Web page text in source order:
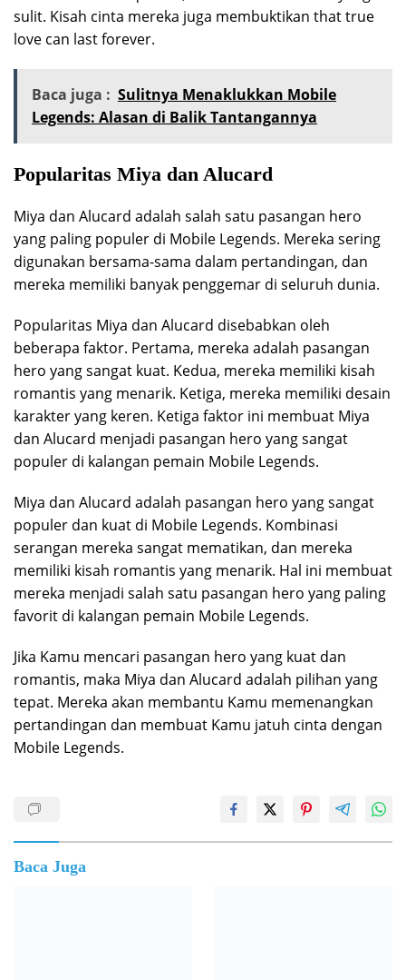
sulit. Kisah cinta mereka juga membuktikan that true
love can last forever.
Baca juga : Sulitnya Menaklukkan Mobile
Legends: Alasan di Balik Tantangannya
Popularitas Miya dan Alucard
Miya dan Alucard adalah salah satu pasangan hero
yang paling populer di Mobile Legends. Mereka sering
digunakan bersama-sama dalam pertandingan, dan
mereka memiliki banyak penggemar di seluruh dunia.
Popularitas Miya dan Alucard disebabkan oleh
beberapa faktor. Pertama, mereka adalah pasangan
hero yang sangat kuat. Kedua, mereka memiliki kisah
romantis yang menarik. Ketiga, mereka memiliki desain
karakter yang keren. Ketiga faktor ini membuat Miya
dan Alucard menjadi pasangan hero yang sangat
populer di kalangan pemain Mobile Legends.
Miya dan Alucard adalah pasangan hero yang sangat
populer dan kuat di Mobile Legends. Kombinasi
serangan mereka sangat mematikan, dan mereka
memiliki kisah romantis yang menarik. Hal ini membuat
mereka menjadi salah satu pasangan hero yang paling
favorit di kalangan pemain Mobile Legends.
Jika Kamu mencari pasangan hero yang kuat dan
romantis, maka Miya dan Alucard adalah pilihan yang
tepat. Mereka akan membantu Kamu memenangkan
pertandingan dan membuat Kamu jatuh cinta dengan
Mobile Legends.
Baca Juga